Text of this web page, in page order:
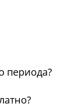
периода?